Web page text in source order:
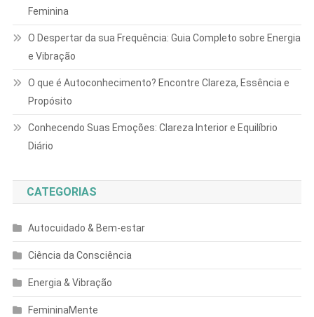
Feminina
O Despertar da sua Frequência: Guia Completo sobre Energia
e Vibração
O que é Autoconhecimento? Encontre Clareza, Essência e
Propósito
Conhecendo Suas Emoções: Clareza Interior e Equilíbrio
Diário
CATEGORIAS
Autocuidado & Bem-estar
Ciência da Consciência
Energia & Vibração
FemininaMente